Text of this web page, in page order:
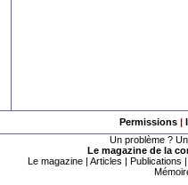
Permissions |
Un problème ?
Le magazine de la
Le magazine| Articles | Publications |